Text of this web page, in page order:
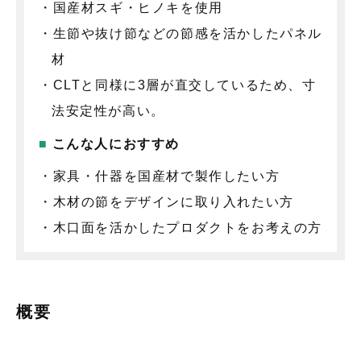
・国産材スギ・ヒノキを使用
・生節や抜け節などの節感を活かしたパネル
材
・CLTと同様に3層が直交しているため、寸
法安定性が高い。
こんな人におすすめ
・家具・什器を国産材で製作したい方
・木材の節をデザインに取り入れたい方
・木口面を活かしたプロダクトをお考えの方
概要